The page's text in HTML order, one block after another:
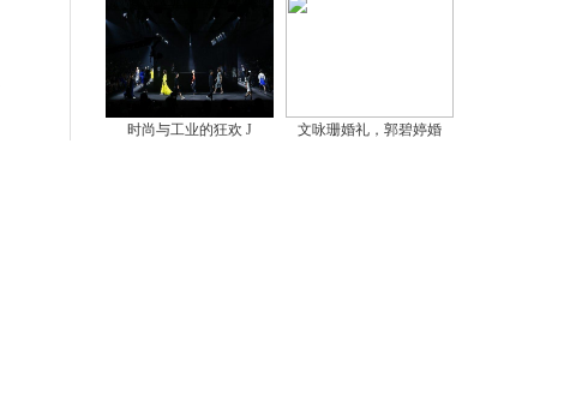
时尚与工业的狂欢 J 文咏珊婚礼，郭碧婷婚